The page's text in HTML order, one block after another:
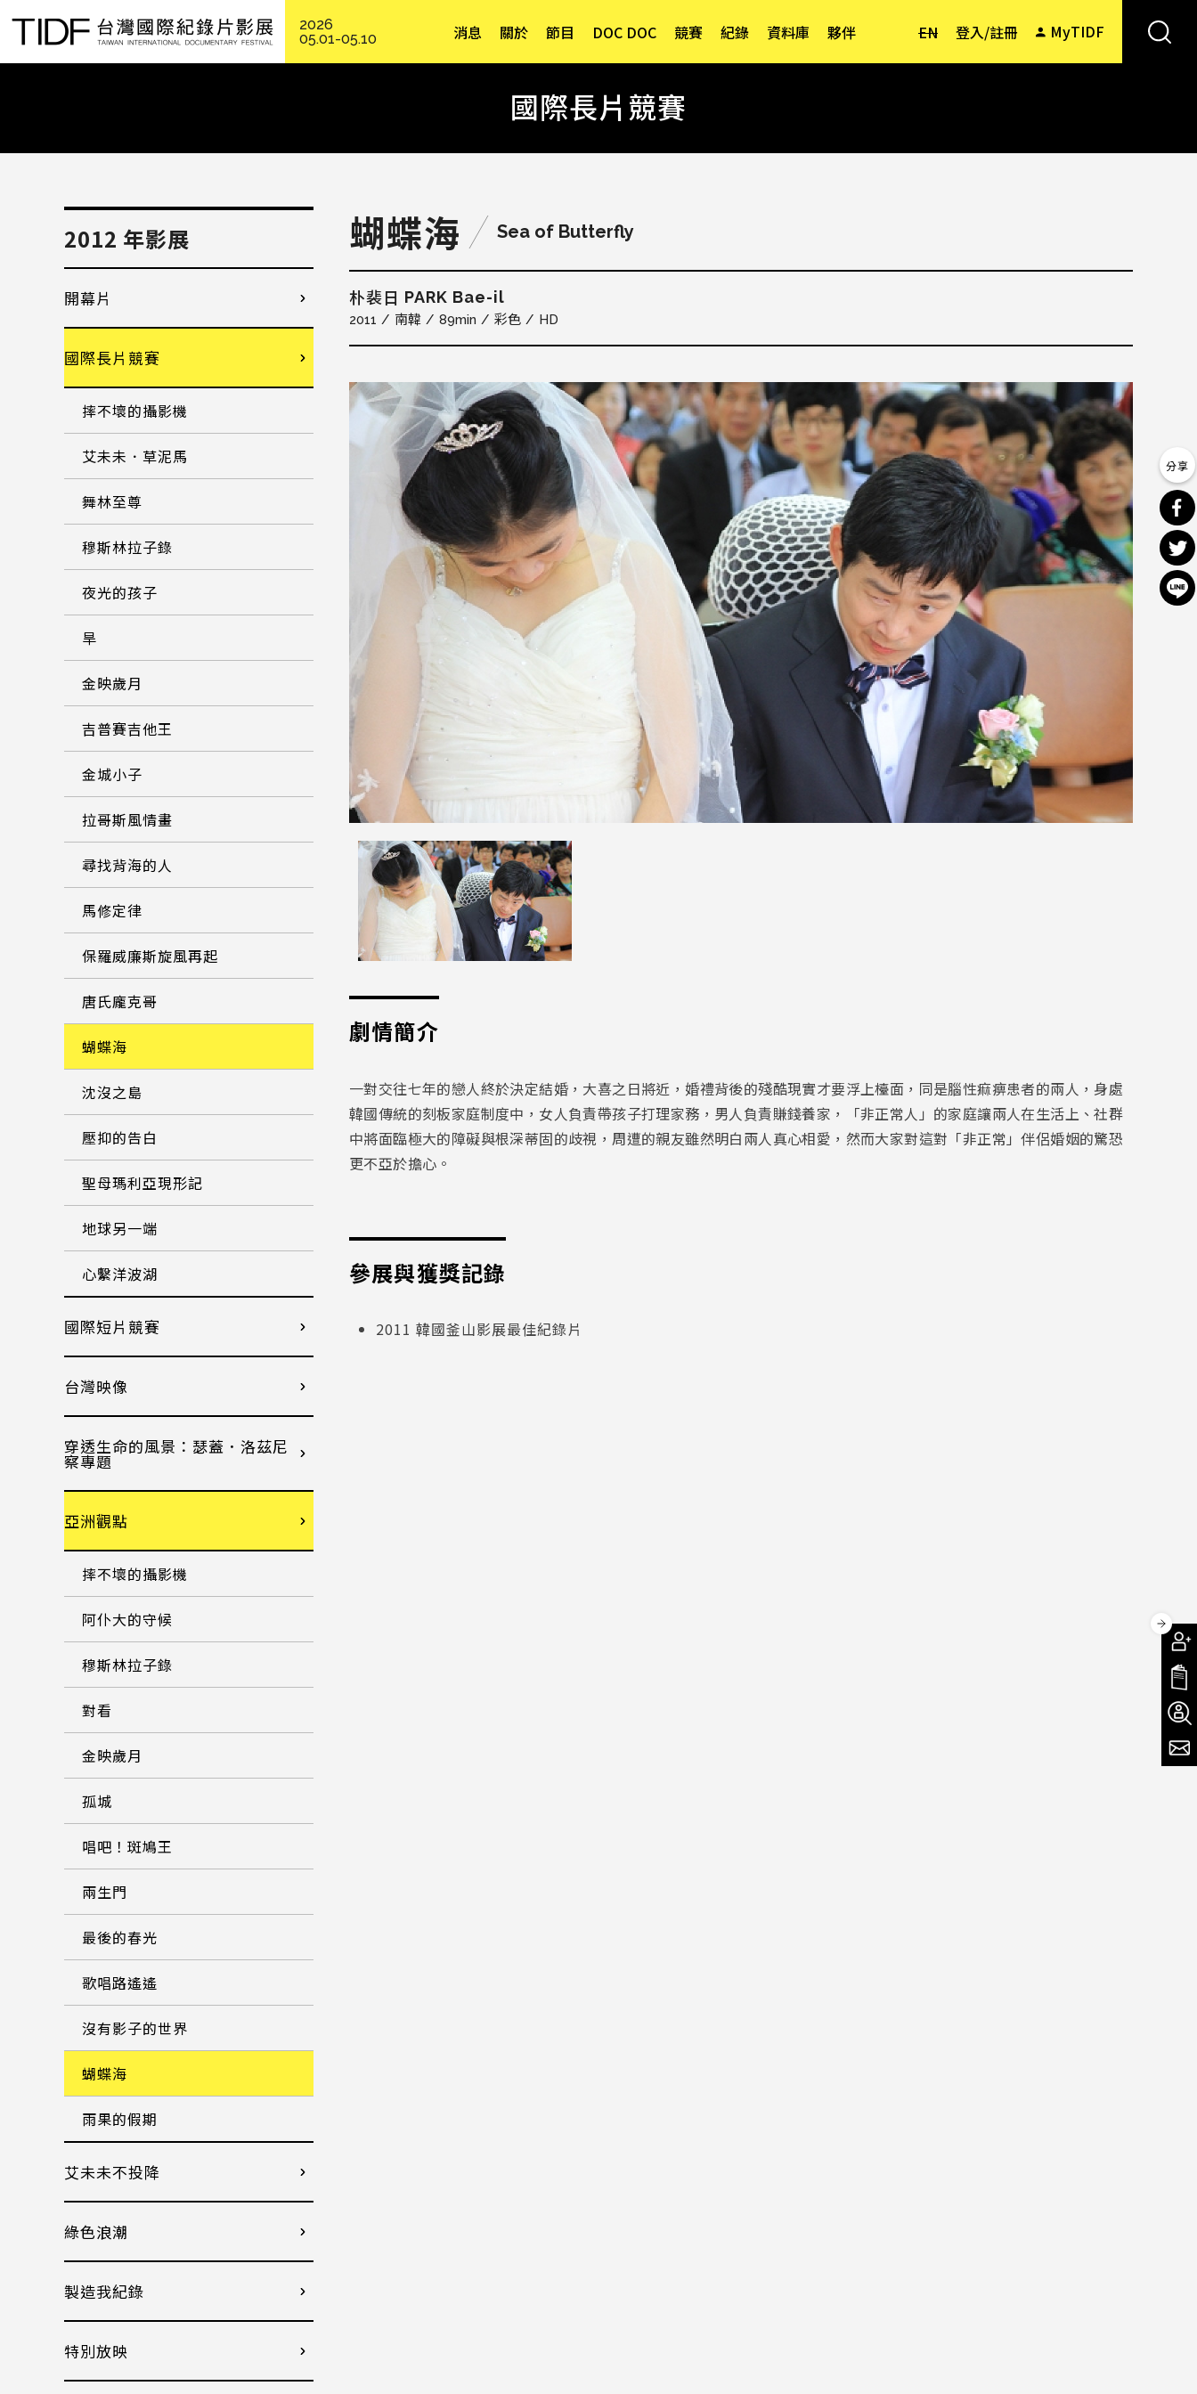
2026
05.01-05.10
EN 登入/註冊 MyTIDF
消息 關於 節目 DOC DOC 競賽 紀錄 資料庫 夥伴
國際長片競賽
蝴蝶海 Sea of Butterfly
朴裴日 PARK Bae-il
2011 南韓 89min 彩色 HD
劇情簡介
一對交往七年的戀人終於決定結婚，大喜之日將近，婚禮背後的殘酷現實才要浮上檯面，同是腦性痲痹患者的兩人，身處
韓國傳統的刻板家庭制度中，女人負責帶孩子打理家務，男人負責賺錢養家，「非正常人」的家庭讓兩人在生活上、社群
中將面臨極大的障礙與根深蒂固的歧視，周遭的親友雖然明白兩人真心相愛，然而大家對這對「非正常」伴侶婚姻的驚恐
更不亞於擔心。
參展與獲獎記錄
2011 韓國釜山影展最佳紀錄片
2012 年影展
開幕片
國際長片競賽
摔不壞的攝影機
艾未未．草泥馬
舞林至尊
穆斯林拉子錄
夜光的孩子
旱
金映歲月
吉普賽吉他王
金城小子
拉哥斯風情畫
尋找背海的人
馬修定律
保羅威廉斯旋風再起
唐氏龐克哥
蝴蝶海
沈沒之島
壓抑的告白
聖母瑪利亞現形記
地球另一端
心繫洋波湖
國際短片競賽
台灣映像
穿透生命的風景：瑟蓋．洛茲尼
察專題
亞洲觀點
摔不壞的攝影機
阿仆大的守候
穆斯林拉子錄
對看
金映歲月
孤城
唱吧！斑鳩王
兩生門
最後的春光
歌唱路遙遙
沒有影子的世界
蝴蝶海
雨果的假期
艾未未不投降
綠色浪潮
製造我紀錄
特別放映